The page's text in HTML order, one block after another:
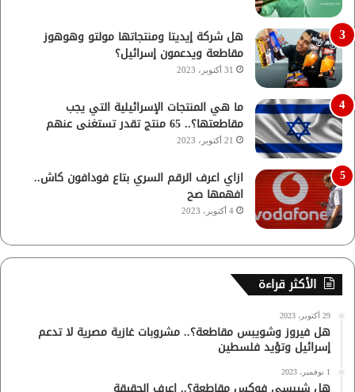
هل شركة إيديتا ومنتجاتها مولتو وهوهوز
مقاطعة ويدعمون إسرائيل؟
31 أكتوبر، 2023
ما هي المنتجات الإسرائيلية التي يجب
مقاطعتها؟.. 65 منتج تقدر تستغنى عنهم
21 أكتوبر، 2023
ازاي اعرف الرقم السري بتاع فودافون كاش..
افهمها صح
4 أكتوبر، 2023
الأكثر قراءة
29 أكتوبر، 2023
هل فيروز وشويبس مقاطعة؟.. مشروبات غازية مصرية لا تدعم
إسرائيل وتؤيد فلسطين
1 نوفمبر، 2023